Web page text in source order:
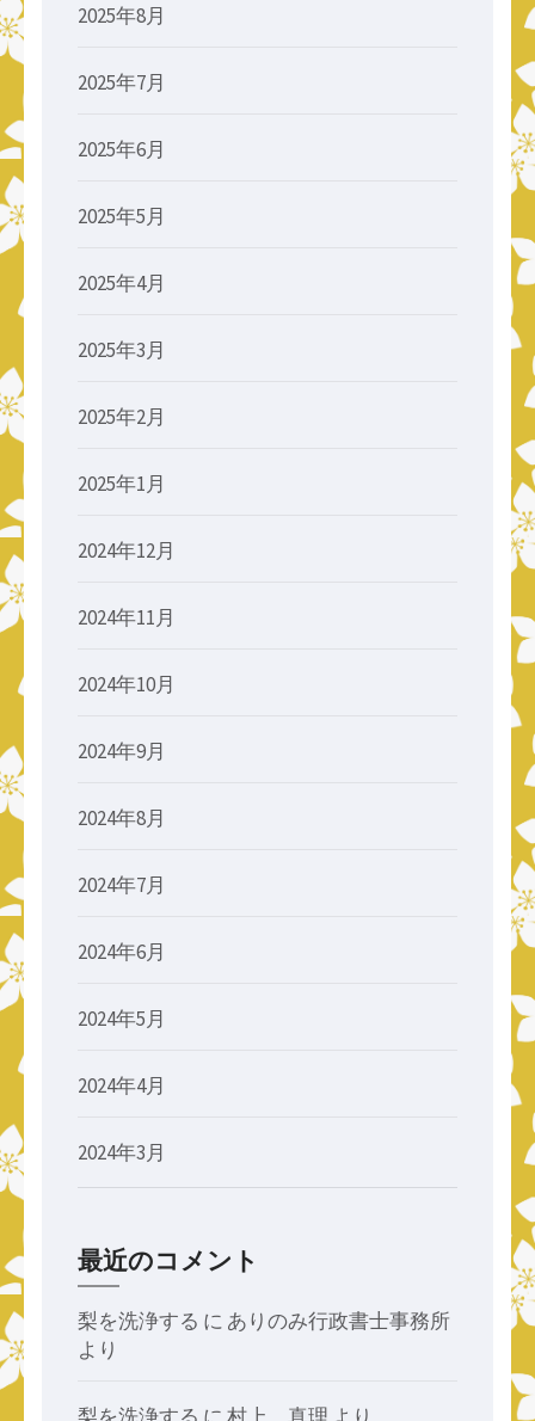
2025年8月
2025年7月
2025年6月
2025年5月
2025年4月
2025年3月
2025年2月
2025年1月
2024年12月
2024年11月
2024年10月
2024年9月
2024年8月
2024年7月
2024年6月
2024年5月
2024年4月
2024年3月
最近のコメント
梨を洗浄する に ありのみ行政書士事務所
より